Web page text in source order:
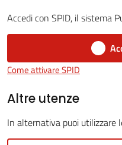
5x1000
Servizi
line
Tutti
Accedi con SPID, il sistema
Come attivare SPID
Altre utenze
In alternativa puoi utilizzare